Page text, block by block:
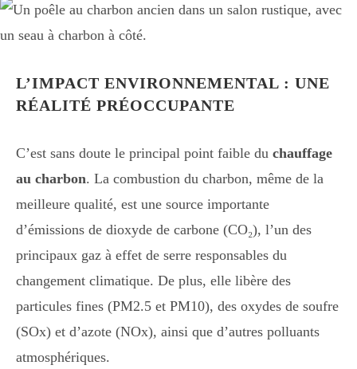
L’IMPACT ENVIRONNEMENTAL : UNE
RÉALITÉ PRÉOCCUPANTE
C’est sans doute le principal point faible du chauffage
au charbon. La combustion du charbon, même de la
meilleure qualité, est une source importante
d’émissions de dioxyde de carbone (CO₂), l’un des
principaux gaz à effet de serre responsables du
changement climatique. De plus, elle libère des
particules fines (PM2.5 et PM10), des oxydes de soufre
(SOx) et d’azote (NOx), ainsi que d’autres polluants
atmosphériques.